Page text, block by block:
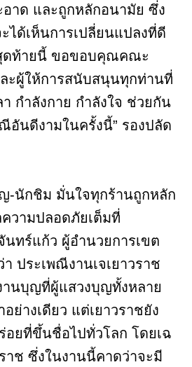
อาด และถูกหลักอนามัย ซึ่ง
ได้เห็นการเปลี่ยนแปลงที่ดี
ดท้ายนี้ ขอขอบคุณคณะ
ะผู้ให้การสนับสนุนทุกท่านที่
า กำลังกาย กำลังใจ ช่วยกัน
อันดีงามในครั้งนี้” รองปลัด
-นักชิม มั่นใจทุกร้านถูกหลัก
วามปลอดภัยเต็มที่
ร์แก้ว ผู้อำนวยการเขต
ประเพณีงานเจเยาวราช
านบุญที่ผู้แสวงบุญทั้งหลาย
ย่างเดียว แต่เยาวราชยัง
อยที่ขึ้นชื่อไปทั่วโลก โดยเฉ
าช ซึ่งในงานนี้คาดว่าจะมี